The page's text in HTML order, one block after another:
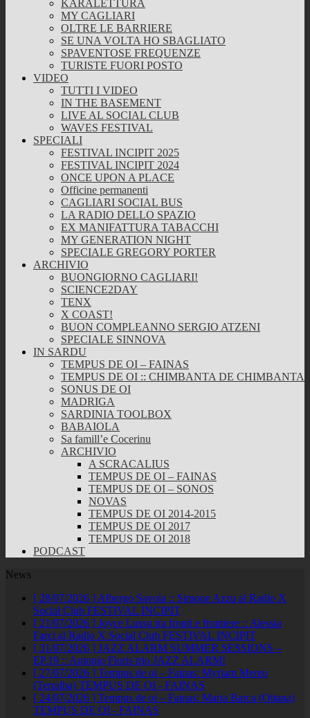
KARALETTURA
MY CAGLIARI
OLTRE LE BARRIERE
SE UNA VOLTA HO SBAGLIATO
SPAVENTOSE FREQUENZE
TURISTE FUORI POSTO
VIDEO
TUTTI I VIDEO
IN THE BASEMENT
LIVE AL SOCIAL CLUB
WAVES FESTIVAL
SPECIALI
FESTIVAL INCIPIT 2025
FESTIVAL INCIPIT 2024
ONCE UPON A PLACE
Officine permanenti
CAGLIARI SOCIAL BUS
LA RADIO DELLO SPAZIO
EX MANIFATTURA TABACCHI
MY GENERATION NIGHT
SPECIALE GREGORY PORTER
ARCHIVIO
BUONGIORNO CAGLIARI!
SCIENCE2DAY
TENX
X COAST!
BUON COMPLEANNO SERGIO ATZENI
SPECIALE SINNOVA
IN SARDU
TEMPUS DE OI – FAINAS
TEMPUS DE OI :: CHIMBANTA DE CHIMBANTA
SONUS DE OI
MADRIGA
SARDINIA TOOLBOX
BABAIOLA
Sa famill’e Cocerinu
ARCHIVIO
A SCRACALIUS
TEMPUS DE OI – FAINAS
TEMPUS DE OI – SONOS
NOVAS
TEMPUS DE OI 2014-2015
TEMPUS DE OI 2017
TEMPUS DE OI 2018
PODCAST
News
[ 28/07/2026 ] Albergo Savoia :: Simone Azzu al Radio X
Social Club FESTIVAL INCIPIT
[ 21/07/2026 ] Joyce Lussu tra fronti e frontiere :: Alessia
Farci al Radio X Social Club FESTIVAL INCIPIT
[ 31/07/2026 ] JAZZ ALARM SUMMER SESSIONS –
EP.19 :: Antonio Floris trio JAZZ ALARM!
[ 27/07/2026 ] Tempus de oi – Fainas: Myriam Mereu
(Terralba) TEMPUS DE OI - FAINAS
[ 24/07/2026 ] Tempus de oi – Fainas: Maria Barca (Ottana)
TEMPUS DE OI - FAINAS